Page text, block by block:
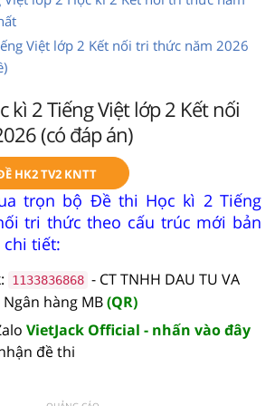
Việt lớp 2 Kết nối tri thức năm 2026
kì 2 Tiếng Việt lớp 2 Kết nối
(có đáp án)
HK2 TV2 KNTT
trọn bộ Đề thi Học kì 2 Tiếng
tri thức theo cấu trúc mới bản
tiết:
1133836868 - CT TNHH DAU TU VA
Ngân hàng MB(QR)
VietJack Official - nhấn vào đây
đề thi